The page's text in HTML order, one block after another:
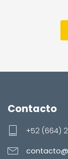
Contacto
+52 (664)